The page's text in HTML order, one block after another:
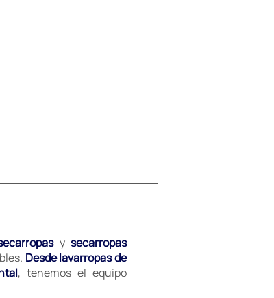
ysecarropas
Desde lavarropas de
, tenemos el equipo